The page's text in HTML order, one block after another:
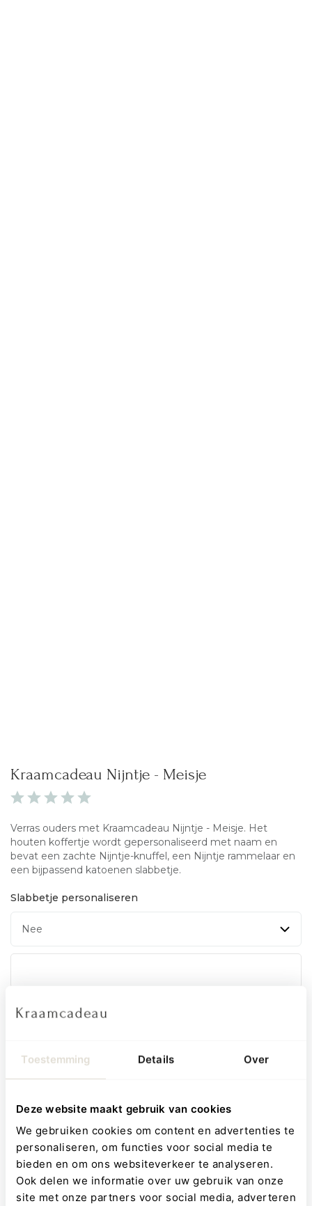
Toestemming Details Over
Deze website maakt gebruik van cookies
We gebruiken cookies om content en advertenties te
personaliseren, om functies voor social media te
bieden en om ons websiteverkeer te analyseren.
Ook delen we informatie over uw gebruik van onze
site met onze partners voor social media, adverteren
Kraamcadeau Nijntje - Meisje
Verras ouders met Kraamcadeau Nijntje - Meisje. Het
houten koffertje wordt gepersonaliseerd met naam en
bevat een zachte Nijntje-knuffel, een Nijntje rammelaar en
een bijpassend katoenen slabbetje.
Slabbetje personaliseren
42,95
BESTELLEN
Direct klaar om te geven
Gratis wenskaartje
Klantbeoordeling 4,5/5
Beoordelingen